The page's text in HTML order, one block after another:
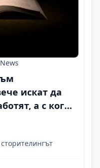
искат да
а с кого